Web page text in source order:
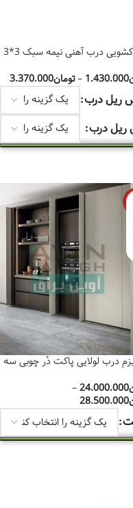
درب آهنی نیمه سبک 3*3
1.430.000
–تومان3.370.000
ریل درب
ریل درب
درب لولایی پاکت دُر چوبی سه
24.000.000
–
28.500.000